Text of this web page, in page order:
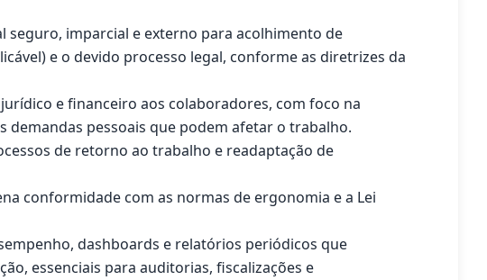
seguro, imparcial e externo para acolhimento de
e o devido processo legal, conforme as diretrizes da
e financeiro aos colaboradores, com foco na
pessoais que podem afetar o trabalho.
de retorno ao trabalho e readaptação de
conformidade com as normas de ergonomia e a Lei
dashboards e relatórios periódicos que
essenciais para auditorias, fiscalizações e